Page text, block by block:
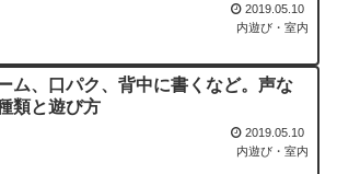
2019.05.10
内遊び・室内
ム、口パク、背中に書くなど。声な
類と遊び方
2019.05.10
内遊び・室内